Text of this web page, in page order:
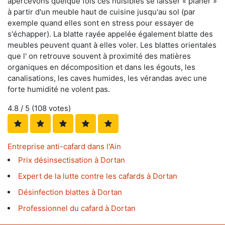
à partir d'un meuble haut de cuisine jusqu'au sol (par
exemple quand elles sont en stress pour essayer de
s'échapper). La blatte rayée appelée également blatte des
meubles peuvent quant à elles voler. Les blattes orientales
que l' on retrouve souvent à proximité des matières
organiques en décomposition et dans les égouts, les
canalisations, les caves humides, les vérandas avec une
forte humidité ne volent pas.
4.8 / 5 (108 votes)
Entreprise anti-cafard dans l'Ain
Prix désinsectisation à Dortan
Expert de la lutte contre les cafards à Dortan
Désinfection blattes à Dortan
Professionnel du cafard à Dortan